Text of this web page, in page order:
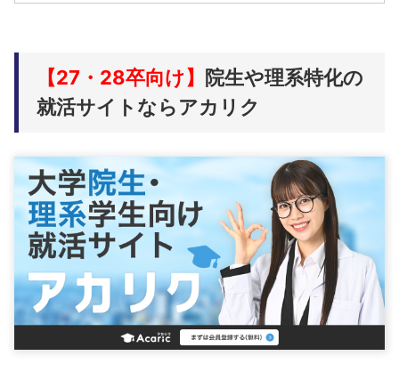
【27・28卒向け】
院生や理系特化の
就活サイトならアカリク